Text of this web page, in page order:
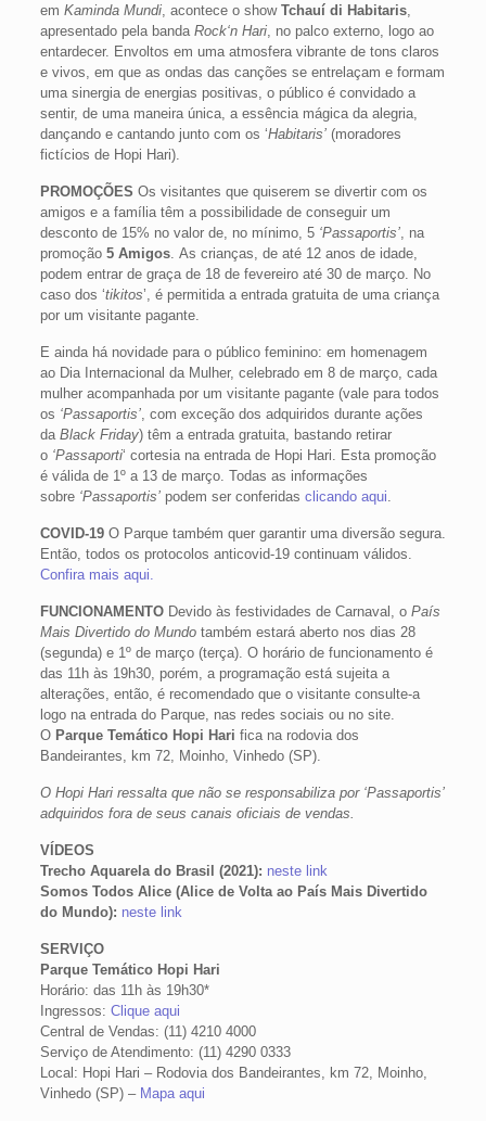
em Kaminda Mundi, acontece o show Tchauí di Habitaris,
apresentado pela banda Rock‘n Hari, no palco externo, logo ao
entardecer. Envoltos em uma atmosfera vibrante de tons claros
e vivos, em que as ondas das canções se entrelaçam e formam
uma sinergia de energias positivas, o público é convidado a
sentir, de uma maneira única, a essência mágica da alegria,
dançando e cantando junto com os ‘Habitaris’(moradores
fictícios de Hopi Hari).
PROMOÇÕES Os visitantes que quiserem se divertir com os
amigos e a família têm a possibilidade de conseguir um
desconto de 15% no valor de, no mínimo, 5 ‘Passaportis’, na
promoção 5 Amigos. As crianças, de até 12 anos de idade,
podem entrar de graça de 18 de fevereiro até 30 de março. No
caso dos ‘tikitos’, é permitida a entrada gratuita de uma criança
por um visitante pagante.
E ainda há novidade para o público feminino: em homenagem
ao Dia Internacional da Mulher, celebrado em 8 de março, cada
mulher acompanhada por um visitante pagante (vale para todos
os ‘Passaportis’, com exceção dos adquiridos durante ações
da Black Friday) têm a entrada gratuita, bastando retirar
o ‘Passaporti‘ cortesia na entrada de Hopi Hari. Esta promoção
é válida de 1º a 13 de março. Todas as informações
sobre ‘Passaportis’podem ser conferidas clicando aqui.
COVID-19O Parque também quer garantir uma diversão segura.
Então, todos os protocolos anticovid-19 continuam válidos.
Confira mais aqui.
FUNCIONAMENTO Devido às festividades de Carnaval, o País
Mais Divertido do Mundotambém estará aberto nos dias 28
(segunda) e 1º de março (terça). O horário de funcionamento é
das 11h às 19h30, porém, a programação está sujeita a
alterações, então, é recomendado que o visitante consulte-a
logo na entrada do Parque, nas redes sociais ou no site.
O Parque Temático Hopi Hari fica na rodovia dos
Bandeirantes, km 72, Moinho, Vinhedo (SP).
O Hopi Hari ressalta que não se responsabiliza por ‘Passaportis’
adquiridos fora de seus canais oficiais de vendas.
VÍDEOS
Trecho Aquarela do Brasil (2021): neste link
Somos Todos Alice (Alice de Volta ao País Mais Divertido
do Mundo): neste link
SERVIÇO
Parque Temático Hopi Hari
Horário: das 11h às 19h30*
Ingressos: Clique aqui
Central de Vendas: (11) 4210 4000
Serviço de Atendimento: (11) 4290 0333
Local: Hopi Hari – Rodovia dos Bandeirantes, km 72, Moinho,
Vinhedo (SP) – Mapa aqui